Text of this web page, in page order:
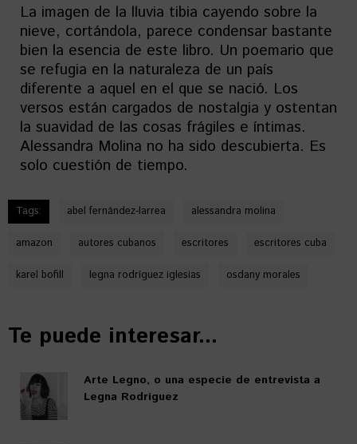
La imagen de la lluvia tibia cayendo sobre la
nieve, cortándola, parece condensar bastante
bien la esencia de este libro. Un poemario que
se refugia en la naturaleza de un país
diferente a aquel en el que se nació. Los
versos están cargados de nostalgia y ostentan
la suavidad de las cosas frágiles e íntimas.
Alessandra Molina no ha sido descubierta. Es
solo cuestión de tiempo.
Tags: abel fernández-larrea alessandra molina
amazon autores cubanos escritores escritores cuba
karel bofill legna rodríguez iglesias osdany morales
Te puede interesar...
Arte Legno, o una especie de entrevista a
Legna Rodríguez